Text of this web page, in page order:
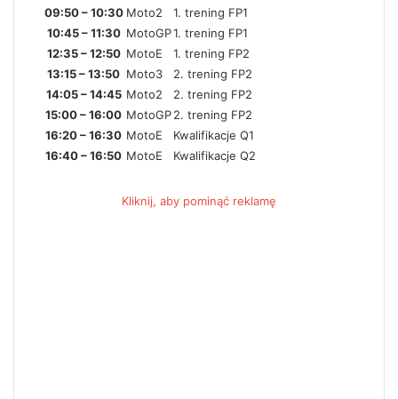
09:50 – 10:30 Moto2
1. trening FP1
10:45 – 11:30 MotoGP1. trening FP1
12:35 – 12:50 MotoE
1. trening FP2
13:15 – 13:50 Moto3
2. trening FP2
14:05 – 14:45 Moto2
2. trening FP2
15:00 – 16:00 MotoGP2. trening FP2
16:20 – 16:30 MotoE
Kwalifikacje Q1
16:40 – 16:50 MotoE Kwalifikacje Q2
Kliknij, aby pominąć reklamę